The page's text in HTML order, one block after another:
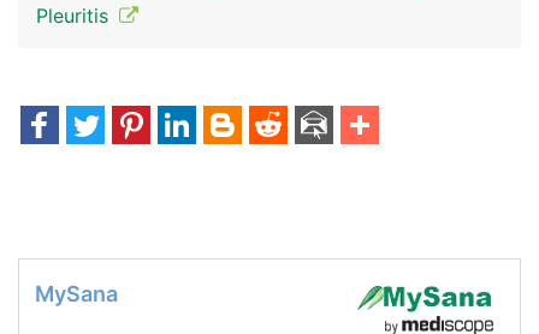
Pleuritis
MySana